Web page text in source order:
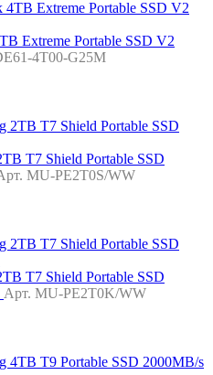
Extreme Portable SSD V2
4T00-G25M
T7 Shield Portable SSD
MU-PE2T0S/WW
T7 Shield Portable SSD
Арт. MU-PE2T0K/WW